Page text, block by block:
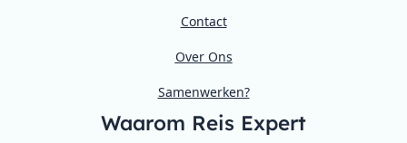
Contact
Over Ons
Samenwerken?
Waarom Reis Expert